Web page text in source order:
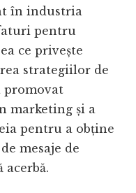
în industria
pentru
ce privește
strategiilor de
promovat
marketing și a
pentru a obține
mesaje de
acerbă.